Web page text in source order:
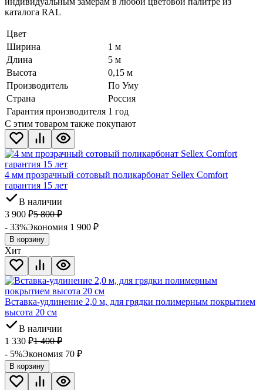
каталога RAL
Цвет
Ширина
1 м
Длина
5 м
Высота
0,15 м
Производитель
По Уму
Страна
Россия
Гарантия производителя 1 год
С этим товаром также покупают
4 мм прозрачный сотовый поликарбонат Sellex Comfort
гарантия 15 лет
В наличии
3 900 ₽5 800 ₽
- 33%Экономия 1 900 ₽
В корзину
Хит
Вставка-удлинение 2,0 м, для грядки полимерным покрытием
высота 20 см
В наличии
1 330 ₽1 400 ₽
- 5%Экономия 70 ₽
В корзину